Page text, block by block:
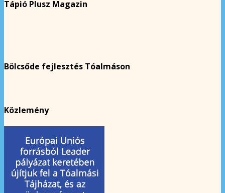
Tápió Plusz Magazin
Bölcsőde fejlesztés Tóalmáson
Közlemény